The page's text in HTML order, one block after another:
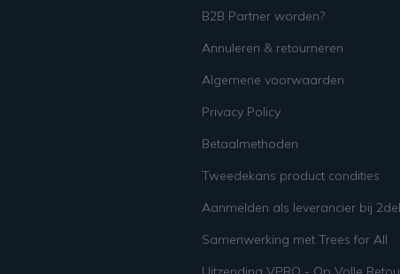
B2B Partner worden?
Annuleren & retourneren
Algemene voorwaarden
Privacy Policy
Betaalmethoden
Tweedekans product condities
Aanmelden als leverancier bij
Samenwerking met Trees for All